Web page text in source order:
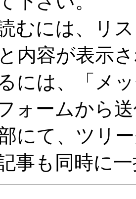
むには、リ
内容が表示
には、「メ
ォームから
にて、ツリ
事も同時に